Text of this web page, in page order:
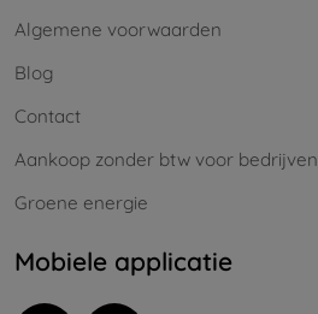
Algemene voorwaarden
Blog
Contact
Aankoop zonder btw voor bedrijven
Groene energie
Mobiele applicatie